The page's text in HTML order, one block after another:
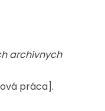
archívnych
práca].